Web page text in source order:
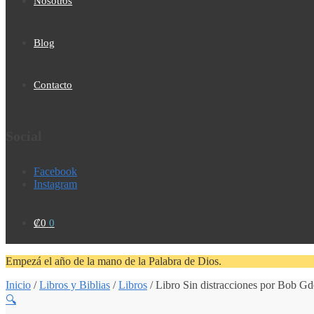
Blog
Contacto
Facebook
Instagram
₡0 0
Empezá el año de la mano de la Palabra de Dios.
Inicio /Libros y Biblias /Libros /Libro Sin distracciones por Bob
🔍